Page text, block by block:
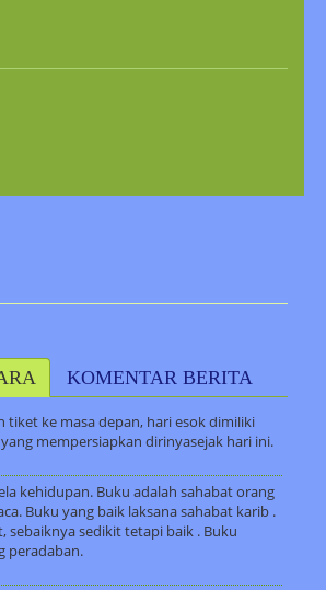
KOMENTAR BERITA
tiket ke masa depan, hari esok dimiliki
mempersiapkan dirinyasejak hari ini.
kehidupan. Buku adalah sahabat orang
Buku yang baik laksana sahabat karib .
sebaiknya sedikit tetapi baik . Buku
peradaban.